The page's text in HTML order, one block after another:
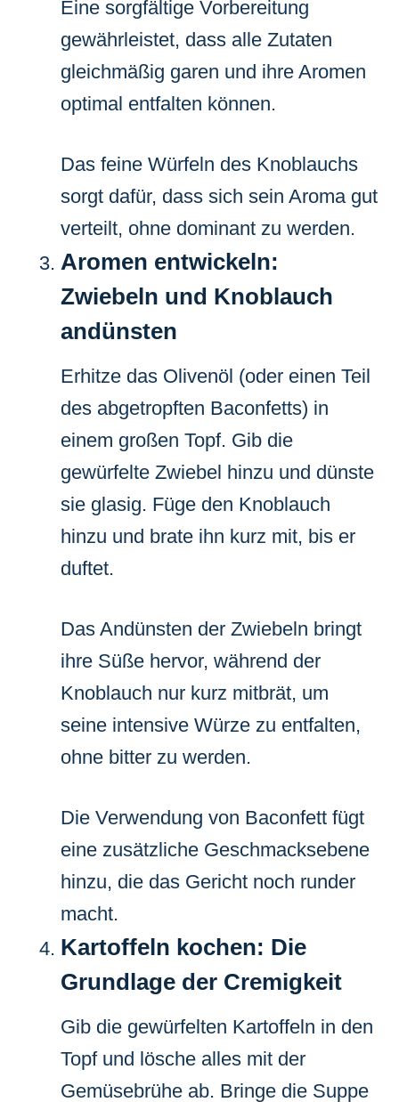
Eine sorgfältige Vorbereitung
gewährleistet, dass alle Zutaten
gleichmäßig garen und ihre Aromen
optimal entfalten können.
Das feine Würfeln des Knoblauchs
sorgt dafür, dass sich sein Aroma gut
verteilt, ohne dominant zu werden.
Aromen entwickeln:
Zwiebeln und Knoblauch
andünsten
Erhitze das Olivenöl (oder einen Teil
des abgetropften Baconfetts) in
einem großen Topf. Gib die
gewürfelte Zwiebel hinzu und dünste
sie glasig. Füge den Knoblauch
hinzu und brate ihn kurz mit, bis er
duftet.
Das Andünsten der Zwiebeln bringt
ihre Süße hervor, während der
Knoblauch nur kurz mitbrät, um
seine intensive Würze zu entfalten,
ohne bitter zu werden.
Die Verwendung von Baconfett fügt
eine zusätzliche Geschmacksebene
hinzu, die das Gericht noch runder
macht.
Kartoffeln kochen: Die
Grundlage der Cremigkeit
Gib die gewürfelten Kartoffeln in den
Topf und lösche alles mit der
Gemüsebrühe ab. Bringe die Suppe